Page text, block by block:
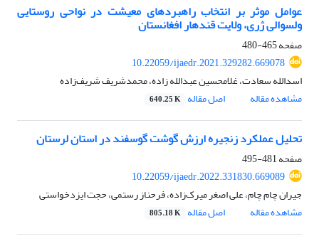
عوامل موثر بر انتخاب راهبردهای معیشت در نواحی روستایی
ولسوالی ژری، ولایت قندهار افغانستان
صفحه465-480
10.22059/ijaedr.2021.329282.669078
اسدالله سعادت، غلامحسین عبدالله زاده، محمدشریف شریف‌زاده
مشاهده مقاله
اصل مقاله 640.25 K
تحلیل عملکرد زنجیره ارزش گوشت گوسفند در استان لرستان
صفحه481-495
10.22059/ijaedr.2022.331830.669089
جیران چام چام، علی اصغر میرک‌زاده، فرحناز رستمی، حجت ایزدخواستی
مشاهده مقاله
اصل مقاله 805.18 K